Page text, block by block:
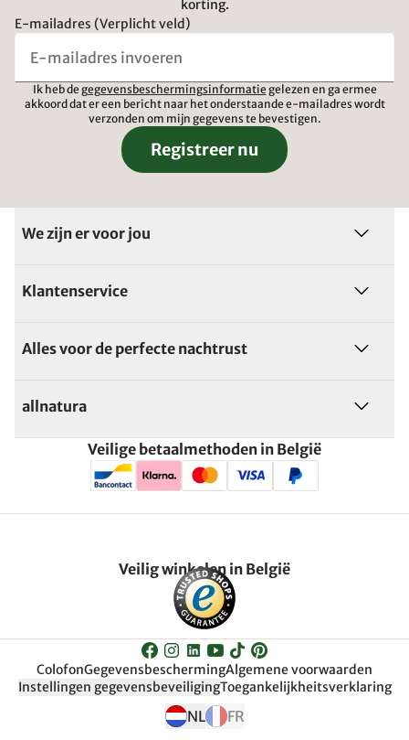
korting.
E-mailadres (Verplicht veld)
Ik heb de gegevensbeschermingsinformatie gelezen en ga ermee
akkoord dat er een bericht naar het onderstaande e-mailadres wordt
verzonden om mijn gegevens te bevestigen.
Registreer nu
We zijn er voor jou
Klantenservice
Alles voor de perfecte nachtrust
allnatura
Veilige betaalmethoden in België
Veilig winkelen in België
ColofonGegevensbeschermingAlgemene voorwaarden
Instellingen gegevensbeveiligingToegankelijkheitsverklaring
NL FR